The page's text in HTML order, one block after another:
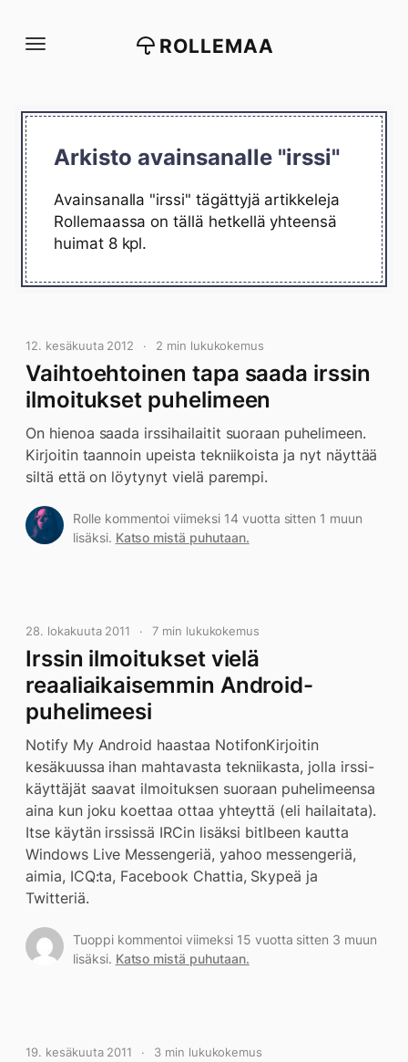
suoraan
ROLLEMAA
Arkisto avainsanalle "irssi"
Avainsanalla "irssi" tägättyjä artikkeleja
Rollemaassa on tällä hetkellä yhteensä
huimat 8 kpl.
12. kesäkuuta 2012 2 min lukukokemus
Vaihtoehtoinen tapa saada irssin
ilmoitukset puhelimeen
On hienoa saada irssihailaitit suoraan puhelimeen.
Kirjoitin taannoin upeista tekniikoista ja nyt näyttää
siltä että on löytynyt vielä parempi.
Rolle kommentoi viimeksi 14 vuotta sitten 1 muun
lisäksi. Katso mistä puhutaan.
28. lokakuuta 2011 7 min lukukokemus
Irssin ilmoitukset vielä
reaaliaikaisemmin Android-
puhelimeesi
Notify My Android haastaa NotifonKirjoitin
kesäkuussa ihan mahtavasta tekniikasta, jolla irssi-
käyttäjät saavat ilmoituksen suoraan puhelimeensa
aina kun joku koettaa ottaa yhteyttä (eli hailaitata).
Itse käytän irssissä IRCin lisäksi bitlbeen kautta
Windows Live Messengeriä, yahoo messengeriä,
aimia, ICQ:ta, Facebook Chattia, Skypeä ja
Twitteriä.
Tuoppi kommentoi viimeksi 15 vuotta sitten 3 muun
lisäksi. Katso mistä puhutaan.
19. kesäkuuta 2011 3 min lukukokemus